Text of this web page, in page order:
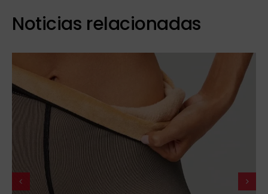
Noticias relacionadas